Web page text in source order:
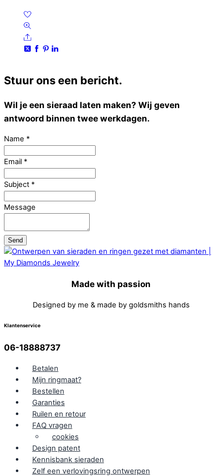
Wishlist
Quick Look
Share
Stuur ons een bericht.
Wil je een sieraad laten maken? Wij geven
antwoord binnen twee werkdagen.
Name *
Email *
Subject *
Message
Send
Made with passion
Designed by me & made by goldsmiths hands
Klantenservice
06-18888737
Betalen
Mijn ringmaat?
Bestellen
Garanties
Ruilen en retour
FAQ vragen
cookies
Design patent
Kennisbank sieraden
Zelf een verlovingsring ontwerpen